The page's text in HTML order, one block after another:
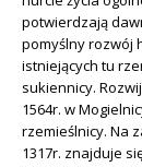
potwierdzają
pomyślny rozwój
istniejących tu
sukiennicy.
1564r. w
rzemieślnicy. Na
1317r. znajduje